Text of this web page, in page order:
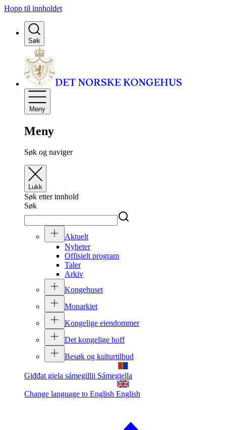
Hopp til innholdet
Søk
Meny
Meny
Søk og naviger
Lukk
Søk etter innhold
Søk
Aktuelt
Nyheter
Offisielt program
Taler
Arkiv
Kongehuset
Monarkiet
Kongelige eiendommer
Det kongelige hoff
Besøk og kulturtilbud
Giđđat giela sámegillii Sámegiella
Change language to English English